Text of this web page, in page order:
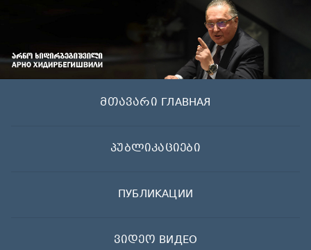
მთავარი ГЛАВНАЯ
პუბლიკაციები
ПУБЛИКАЦИИ
ვიდეო ВИДЕО